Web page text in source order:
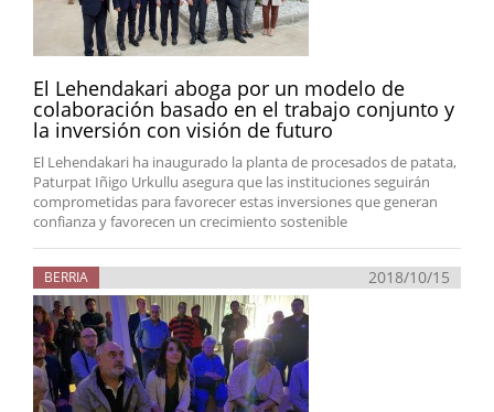
El Lehendakari aboga por un modelo de
colaboración basado en el trabajo conjunto y
la inversión con visión de futuro
El Lehendakari ha inaugurado la planta de procesados de patata,
Paturpat Iñigo Urkullu asegura que las instituciones seguirán
comprometidas para favorecer estas inversiones que generan
confianza y favorecen un crecimiento sostenible
BERRIA 2018/10/15